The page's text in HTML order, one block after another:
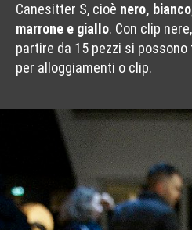
Canesitter S, cioè nero,
marrone e giallo. Con clip
partire da 15 pezzi si
per alloggiamenti o clip.